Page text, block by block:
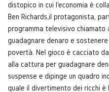
distopico in cui l'economia è
Ben Richards,il protagonista,
programma televisivo chiamato
guadagnare denaro e
povertà. Nel gioco è cacciato
alla cattura per guadagnare
suspense e dipinge un quadro
quale il divertimento dei ricchi